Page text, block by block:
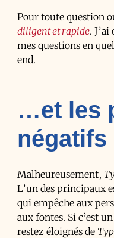
Pour toute question
diligent et rapide.
mes questions en
end.
…et les
négatifs
Malheureusement,
L’un des principaux
qui empêche aux
aux fontes. Si c’est
restez éloignés de